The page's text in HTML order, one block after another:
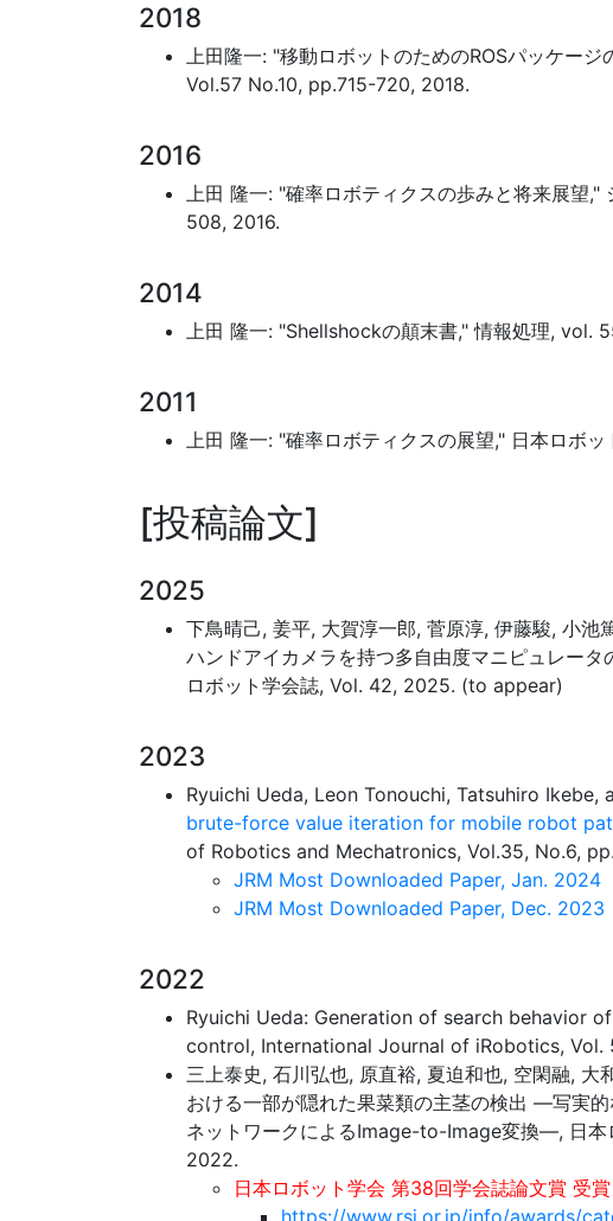
2018
上田隆一: "移動ロボットのためのROSパッケー
Vol.57 No.10, pp.715-720, 2018.
2016
上田 隆一: "確率ロボティクスの歩みと将来展望
508, 2016.
2014
上田 隆一: "Shellshockの顛末書," 情報処理, vol.
2011
上田 隆一: "確率ロボティクスの展望," 日本ロボ
投稿論文
2025
下鳥晴己, 姜平, 大賀淳一郎, 菅原淳, 伊藤駿, 小池
ハンドアイカメラを持つ多自由度マニピュレー
ロボット学会誌, Vol. 42, 2025. (to appear)
2023
Ryuichi Ueda, Leon Tonouchi, Tatsuhiro Ikebe,
brute-force value iteration for mobile robot
of Robotics and Mechatronics, Vol.35, No.6,
JRM Most Downloaded Paper, Jan. 2024
JRM Most Downloaded Paper, Dec. 2023
2022
Ryuichi Ueda: Generation of search behavior
control, International Journal of iRobotics,
三上泰史, 石川弘也, 原直裕, 夏迫和也, 空閑融, 大
おける一部が隠れた果菜類の主茎の検出 ―写実
ネットワークによるImage-to-Image変換―, 日
2022.
日本ロボット学会 第38回学会誌論文賞 受賞
https://www.rsj.or.jp/info/awards/